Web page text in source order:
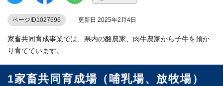
ページID1027696 更新日 2025年2月4日
家畜共同育成事業では、県内の酪農家、肉牛農家から子牛を預か
り育てています。
1家畜共同育成場（哺乳場、放牧場）